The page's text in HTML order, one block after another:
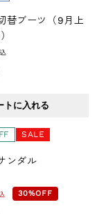
替ブーツ（9月上
トに入れる
SALE
ンダル
30%OFF